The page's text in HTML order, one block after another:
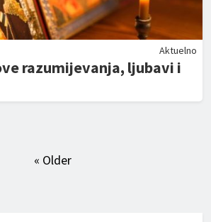
Aktuelno
razumijevanja, ljubavi i
« Older